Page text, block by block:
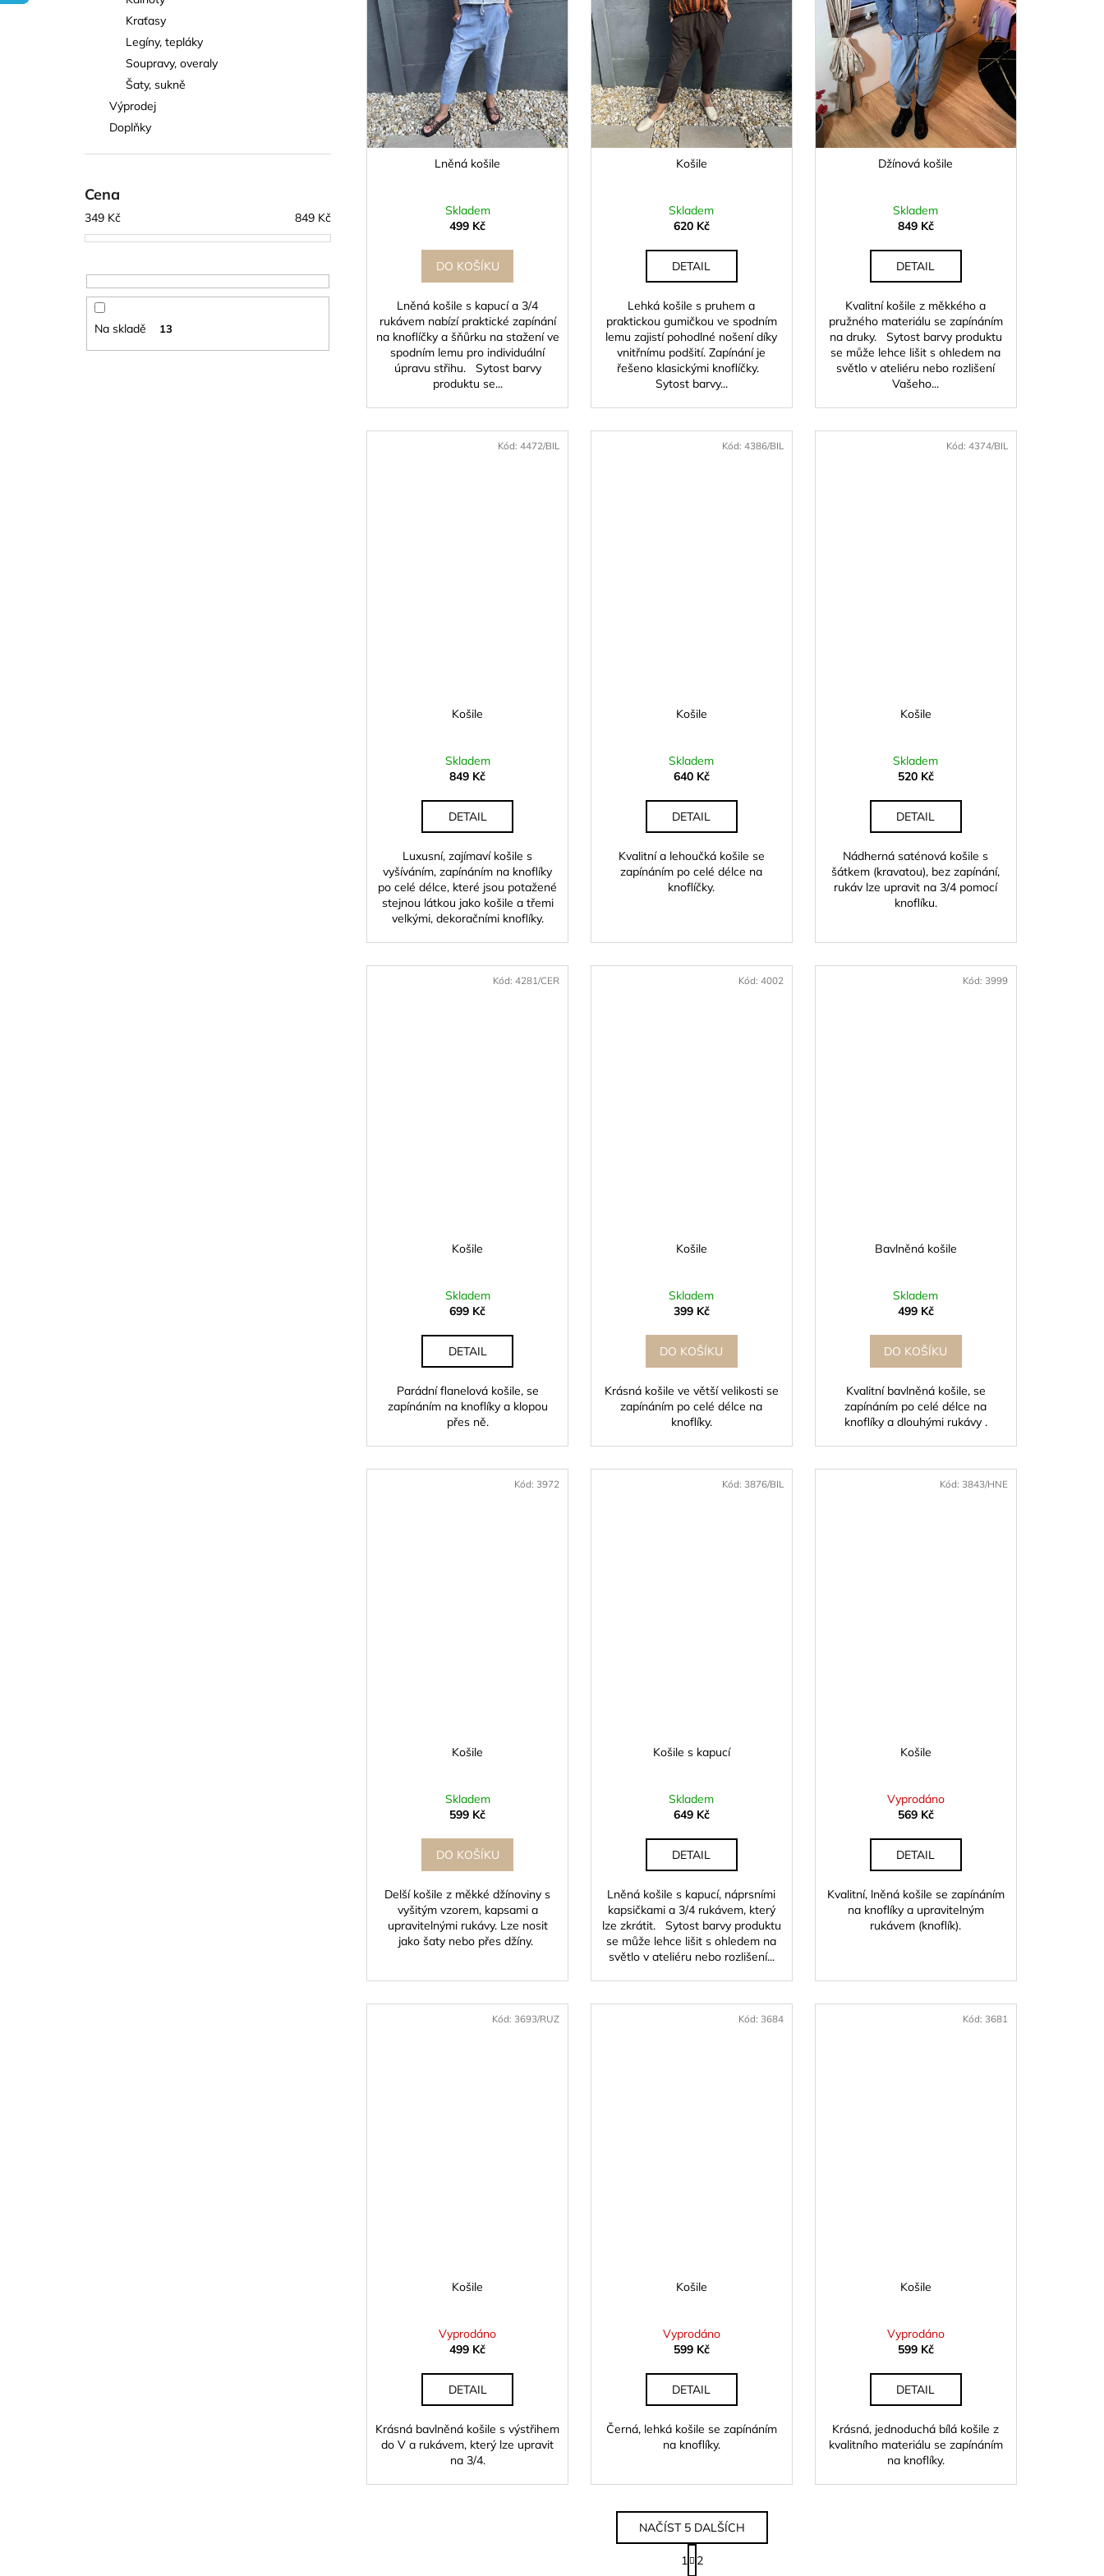
Kraťasy
Legíny, tepláky
Soupravy, overaly
Šaty, sukně
Výprodej
Doplňky
Cena
349 Kč 849 Kč
Na skladě 13
k
ů
d
k
t
ů
Lněná košile
Skladem
499 Kč
DO KOŠÍKU
Lněná košile s kapucí a 3/4
rukávem nabízí praktické zapínání
na knoflíčky a šňůrku na stažení ve
spodním lemu pro individuální
úpravu střihu. Sytost barvy
produktu se...
Košile
Skladem
620 Kč
DETAIL
Lehká košile s pruhem a
praktickou gumičkou ve spodním
lemu zajistí pohodlné nošení díky
vnitřnímu podšití. Zapínání je
řešeno klasickými knoflíčky.
Sytost barvy...
Džínová košile
Skladem
849 Kč
DETAIL
Kvalitní košile z měkkého a
pružného materiálu se zapínáním
na druky. Sytost barvy produktu
se může lehce lišit s ohledem na
světlo v ateliéru nebo rozlišení
Vašeho...
Košile
Skladem
849 Kč
DETAIL
Luxusní, zajímaví košile s
vyšíváním, zapínáním na knoflíky
po celé délce, které jsou potažené
stejnou látkou jako košile a třemi
velkými, dekoračními knoflíky.
Kód:4472/BIL
Košile
Skladem
640 Kč
DETAIL
Kvalitní a lehoučká košile se
zapínáním po celé délce na
knoflíčky.
Kód: 4386/BIL
Košile
Skladem
520 Kč
DETAIL
Nádherná saténová košile s
šátkem (kravatou), bez zapínání,
rukáv lze upravit na 3/4 pomocí
knoflíku.
Kód: 4374/BIL
Košile
Skladem
699 Kč
DETAIL
Parádní flanelová košile, se
zapínáním na knoflíky a klopou
přes ně.
Kód:4281/CER
Košile
Skladem
399 Kč
DO KOŠÍKU
Krásná košile ve větší velikosti se
zapínáním po celé délce na
knoflíky.
Kód: 4002
Bavlněná košile
Skladem
499 Kč
DO KOŠÍKU
Kvalitní bavlněná košile, se
zapínáním po celé délce na
knoflíky a dlouhými rukávy .
Kód: 3999
Košile
Skladem
599 Kč
DO KOŠÍKU
Delší košile z měkké džínoviny s
vyšitým vzorem, kapsami a
upravitelnými rukávy. Lze nosit
jako šaty nebo přes džíny.
Kód: 3972
Košile s kapucí
Skladem
649 Kč
DETAIL
Lněná košile s kapucí, náprsními
kapsičkami a 3/4 rukávem, který
lze zkrátit. Sytost barvy produktu
se může lehce lišit s ohledem na
světlo v ateliéru nebo rozlišení...
Kód: 3876/BIL
Košile
Vyprodáno
569 Kč
DETAIL
Kvalitní, lněná košile se zapínáním
na knoflíky a upravitelným
rukávem (knoflík).
Kód: 3843/HNE
Košile
Vyprodáno
499 Kč
DETAIL
Krásná bavlněná košile s výstřihem
do V a rukávem, který lze upravit
na 3/4.
Kód: 3693/RUZ
Košile
Vyprodáno
599 Kč
DETAIL
Černá, lehká košile se zapínáním
na knoflíky.
Kód: 3684
Košile
Vyprodáno
599 Kč
DETAIL
Krásná, jednoduchá bílá košile z
kvalitního materiálu se zapínáním
na knoflíky.
Kód: 3681
NAČÍST 5 DALŠÍCH
S
t
1 2